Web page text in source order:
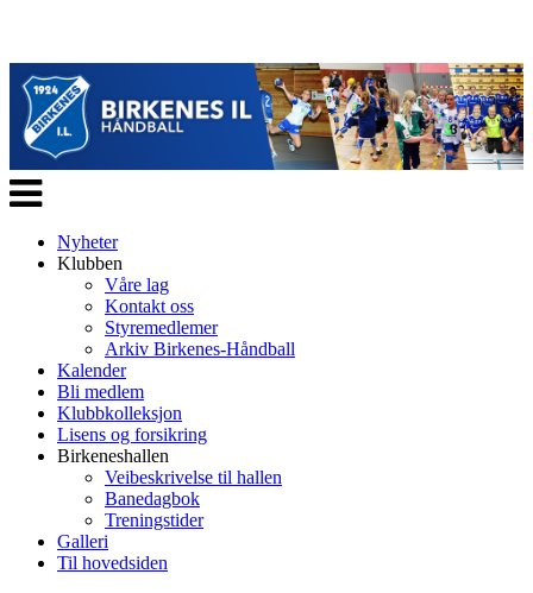
Veksle
navigasjon
Nyheter
Klubben
Våre lag
Kontakt oss
Styremedlemer
Arkiv Birkenes-Håndball
Kalender
Bli medlem
Klubbkolleksjon
Lisens og forsikring
Birkeneshallen
Veibeskrivelse til hallen
Banedagbok
Treningstider
Galleri
Til hovedsiden